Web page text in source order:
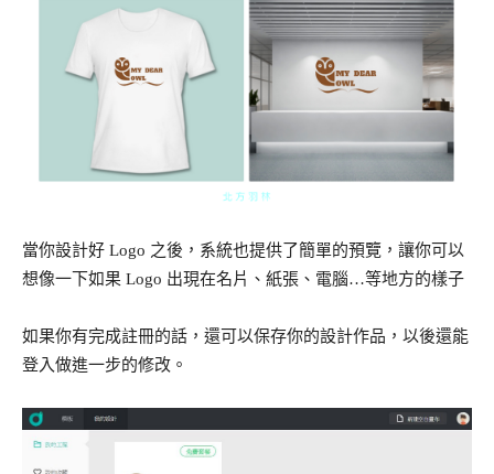
當你設計好 Logo 之後，系統也提供了簡單的預覽，讓你可以
想像一下如果 Logo 出現在名片、紙張、電腦…等地方的樣子
如果你有完成註冊的話，還可以保存你的設計作品，以後還能
登入做進一步的修改。